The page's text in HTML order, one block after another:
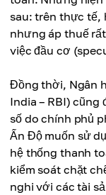
sau: trên thực tế,
nhưng áp thuế
việc đầu cơ
Đồng thời, Ngân
India – RBI)
số do chính phủ
Ấn Độ muốn sử
hệ thống thanh
kiểm soát chặt
nghi với các tài